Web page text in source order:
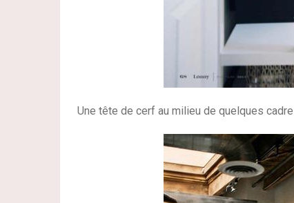
Une tête de cerf au milieu de quelques